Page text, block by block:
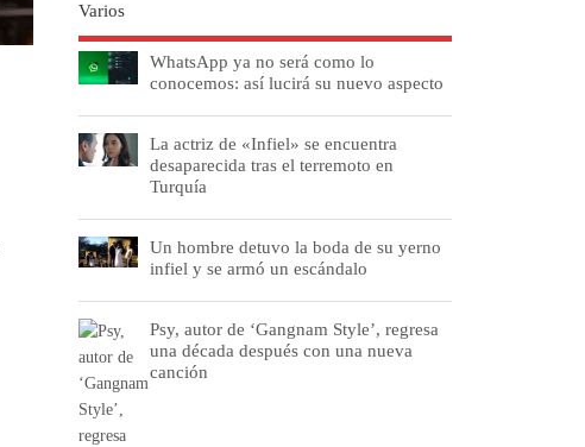
Varios
WhatsApp ya no será como lo
conocemos: así lucirá su nuevo aspecto
La actriz de «Infiel» se encuentra
desaparecida tras el terremoto en
Turquía
Un hombre detuvo la boda de su yerno
infiel y se armó un escándalo
Psy, autor de ‘Gangnam Style’, regresa
una década después con una nueva
canción